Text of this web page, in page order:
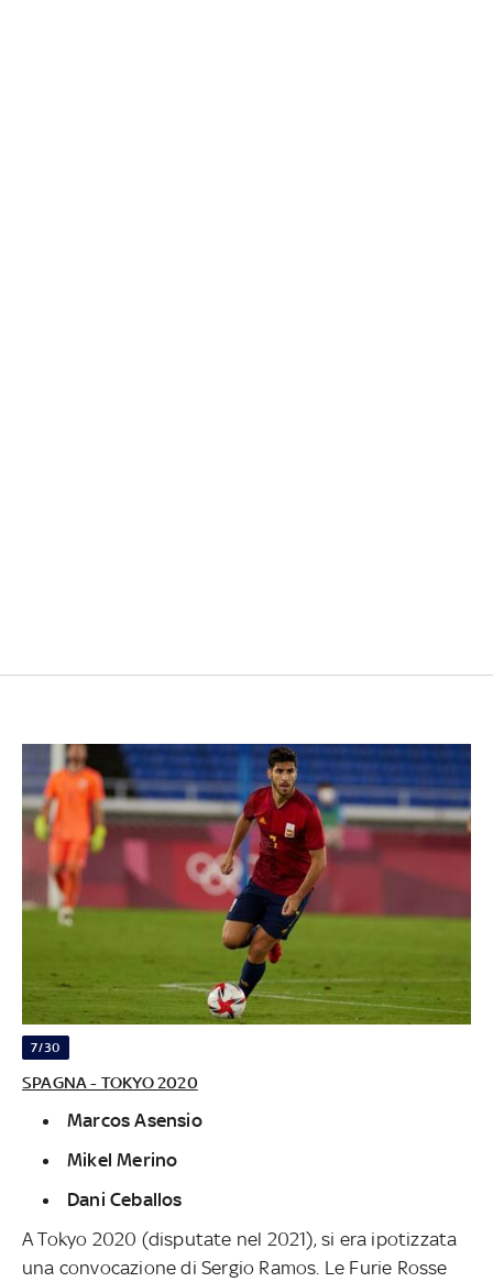
7/30
SPAGNA - TOKYO 2020
Marcos Asensio
Mikel Merino
Dani Ceballos
A Tokyo 2020 (disputate nel 2021), si era ipotizzata
una convocazione di Sergio Ramos. Le Furie Rosse